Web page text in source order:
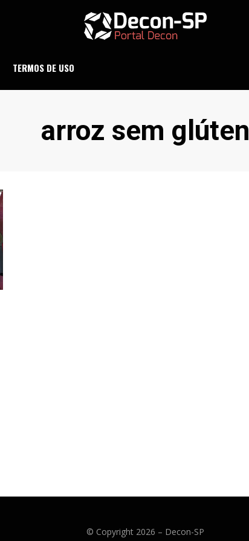
DECON-SP
TERMOS DE USO
Etiqueta
:
arroz sem glúten
© Copyright 2026 – Decon-SP